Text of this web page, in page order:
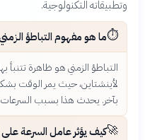
وتطبيقاته التكنولوجية.
⏱️ما هو مفهوم التباطؤ
التباطؤ الزمني هو ظاهرة تتنبأ
لأينشتاين، حيث يمر الوقت
بآخر. يحدث هذا بسبب السرعات
🚀كيف يؤثر عامل السرعة على